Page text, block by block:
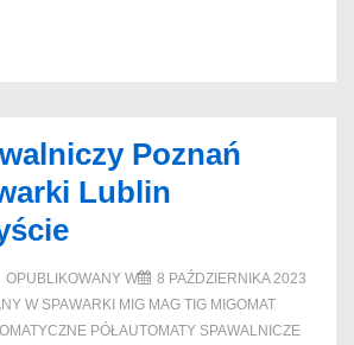
Poznań
Lublin
OPUBLIKOWANY W
8 PAŹDZIERNIKA 2023
W SPAWARKI MIG MAG TIG MIGOMAT
PÓŁAUTOMATY SPAWALNICZE